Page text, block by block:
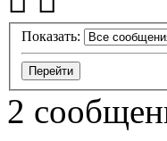
Показать:
2